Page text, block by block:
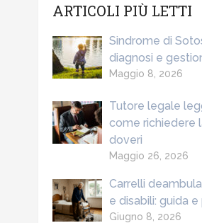
ARTICOLI PIÙ LETTI
Sindrome di
diagnosi e
Maggio 8, 2026
Tutore legale
come richiedere
doveri
Maggio 26, 2026
Carrelli
e disabili: guida e
Giugno 8, 2026